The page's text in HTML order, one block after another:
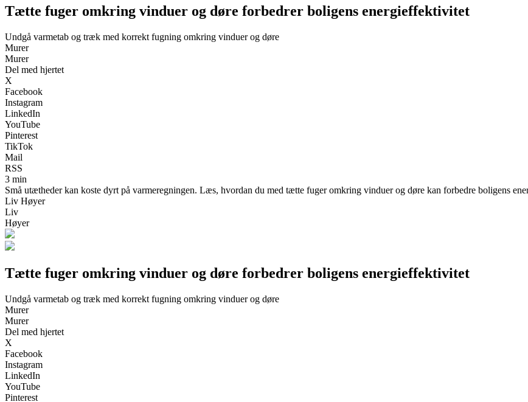
Tætte fuger omkring vinduer og døre forbedrer boligens energieffektivitet
Undgå varmetab og træk med korrekt fugning omkring vinduer og døre
Murer
Murer
Del med hjertet
X
Facebook
Instagram
LinkedIn
YouTube
Pinterest
TikTok
Mail
RSS
3 min
Små utætheder kan koste dyrt på varmeregningen. Læs, hvordan du med tætte fuger omkring vinduer og døre kan forbedre boligens
Liv Høyer
Liv
Høyer
Tætte fuger omkring vinduer og døre forbedrer boligens energieffektivitet
Undgå varmetab og træk med korrekt fugning omkring vinduer og døre
Murer
Murer
Del med hjertet
X
Facebook
Instagram
LinkedIn
YouTube
Pinterest